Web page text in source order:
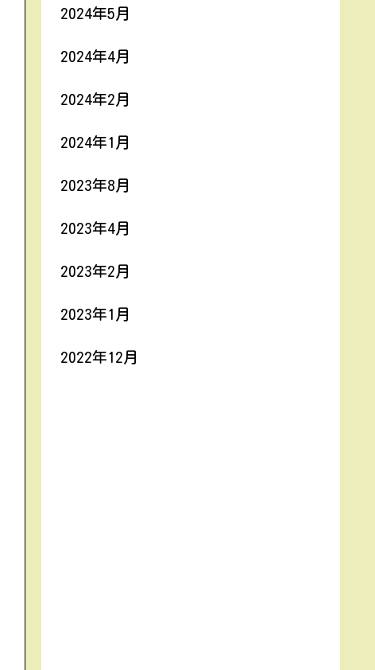
2024年5月
2024年4月
2024年2月
2024年1月
2023年8月
2023年4月
2023年2月
2023年1月
2022年12月